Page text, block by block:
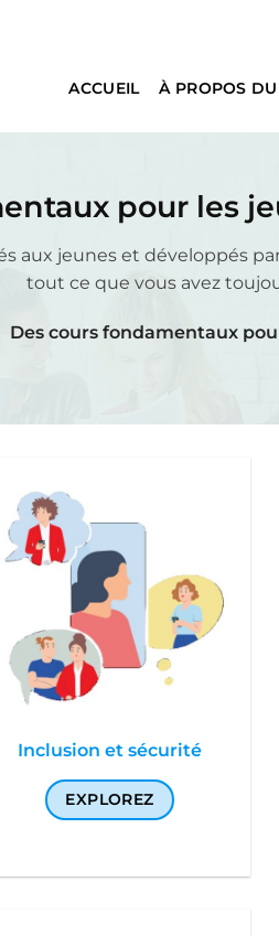
ACCUEIL À PROPOS
pour les
aux jeunes et développés
tout ce que vous avez
Des cours fondamentaux
Inclusion et sécurité
EXPLOREZ